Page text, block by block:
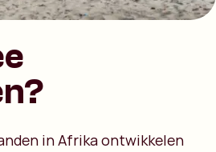
in Afrika ontwikkelen